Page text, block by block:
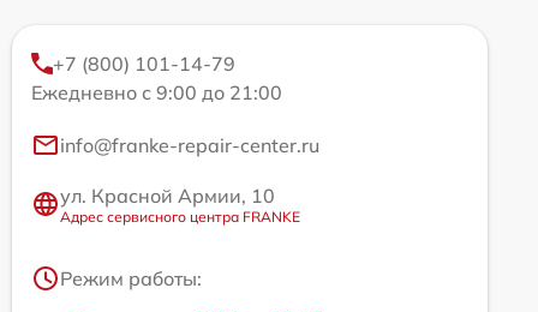
+7 (800) 101-14-79
Ежедневно с 9:00 до 21:00
info@franke-repair-center.ru
ул. Красной Армии, 10
Адрес сервисного центра FRANKE
Режим работы: